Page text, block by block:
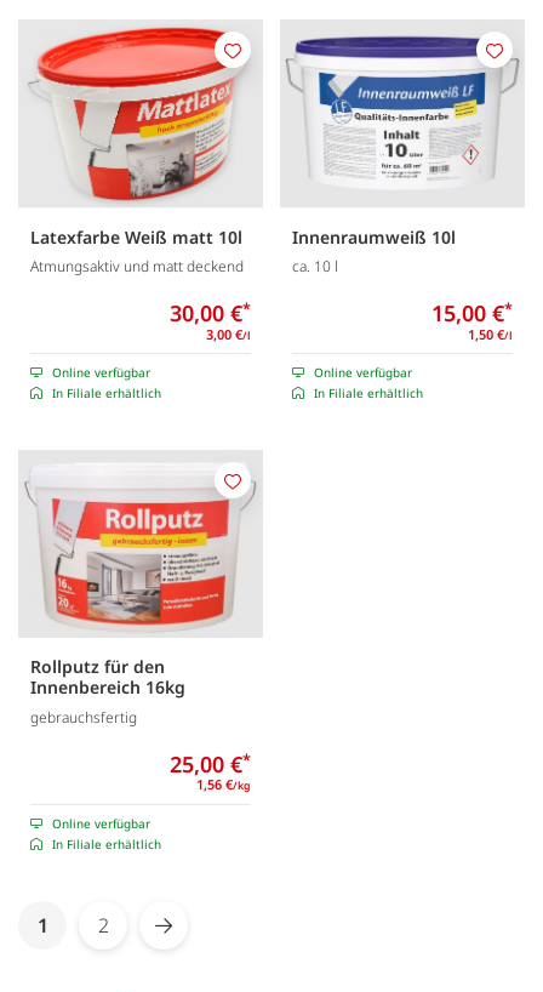
Latexfarbe Weiß matt 10l
Atmungsaktiv und matt deckend
30,00 €*
3,00 €/l
Online verfügbar
In Filiale erhältlich
Merken
Innenraumweiß 10l
ca. 10 l
15,00 €*
1,50 €/l
Online verfügbar
In Filiale erhältlich
Rollputz für den
Innenbereich 16kg
gebrauchsfertig
25,00 €*
1,56 €/kg
Online verfügbar
In Filiale erhältlich
Merken
SeiteYou're currently reading page
1 Seite
2 Seite
Weiter